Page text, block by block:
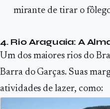
mirante de tirar o
4. Rio Araguaia: A
Um dos maiores rios do
Barra do Garças. Suas
atividades de lazer, como: